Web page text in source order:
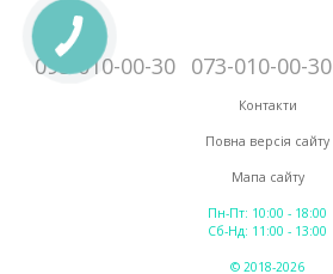
095-010-00-30 073-010-00-30
Контакти
Повна версія сайту
Мапа сайту
Пн-Пт: 10:00 - 18:00
Сб-Нд: 11:00 - 13:00
© 2018-2026